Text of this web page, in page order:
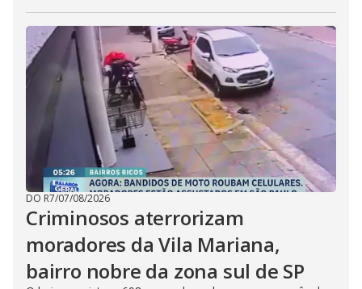
DO R7/07/08/2026
Criminosos aterrorizam
moradores da Vila Mariana,
bairro nobre da zona sul de SP